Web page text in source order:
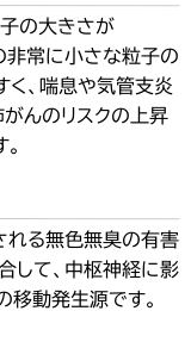
の大きさが
常に小さな粒子の
く、喘息や気管支炎
んのリスクの上昇
れる無色無臭の有害
して、中枢神経に影
移動発生源です。